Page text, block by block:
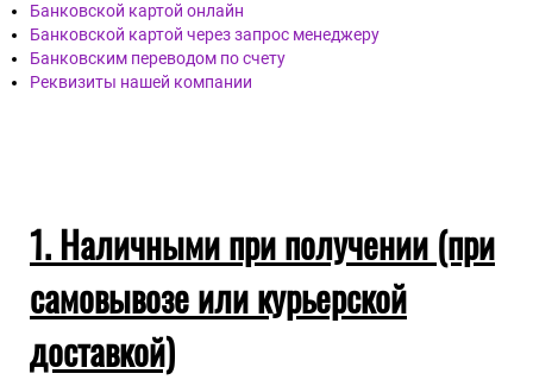
Банковской картой онлайн
Банковской картой через запрос менеджеру
Банковским переводом по счету
Реквизиты нашей компании
1. Наличными при получении (при
самовывозе или курьерской
доставкой)